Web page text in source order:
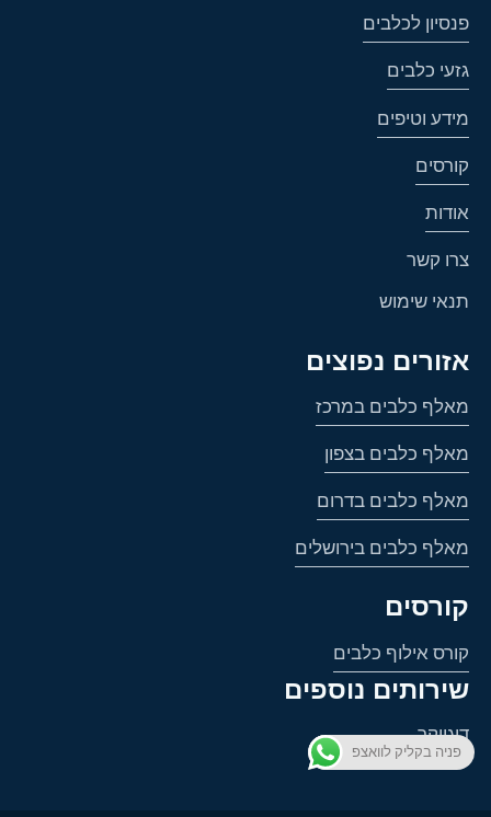
n
a
t
v
e
פנסיון לכלבים
גזעי כלבים
מידע וטיפים
קורסים
אודות
צרו קשר
תנאי שימוש
אזורים נפוצים
מאלף כלבים במרכז
מאלף כלבים בצפון
מאלף כלבים בדרום
מאלף כלבים בירושלים
קורסים
קורס אילוף כלבים
שירותים נוספים
דוגווקר
פניה בקליק לוואצפ